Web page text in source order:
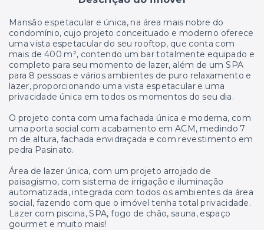
Mansão espetacular e única, na área mais nobre do
condomínio, cujo projeto conceituado e moderno oferece
uma vista espetacular do seu rooftop, que conta com
mais de 400 m², contendo um bar totalmente equipado e
completo para seu momento de lazer, além de um SPA
para 8 pessoas e vários ambientes de puro relaxamento e
lazer, proporcionando uma vista espetacular e uma
privacidade única em todos os momentos do seu dia.
O projeto conta com uma fachada única e moderna, com
uma porta social com acabamento em ACM, medindo 7
m de altura, fachada envidraçada e com revestimento em
pedra Pasinato.
Área de lazer única, com um projeto arrojado de
paisagismo, com sistema de irrigação e iluminação
automatizada, integrada com todos os ambientes da área
social, fazendo com que o imóvel tenha total privacidade.
Lazer com piscina, SPA, fogo de chão, sauna, espaço
gourmet e muito mais!